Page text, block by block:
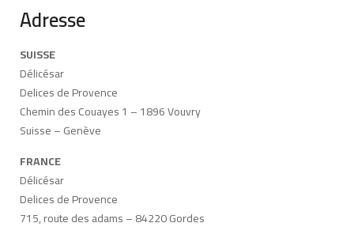
Adresse
SUISSE
Délicésar
Delices de Provence
Chemin des Couayes 1 – 1896 Vouvry
Suisse – Genève
FRANCE
Délicésar
Delices de Provence
715, route des adams – 84220 Gordes